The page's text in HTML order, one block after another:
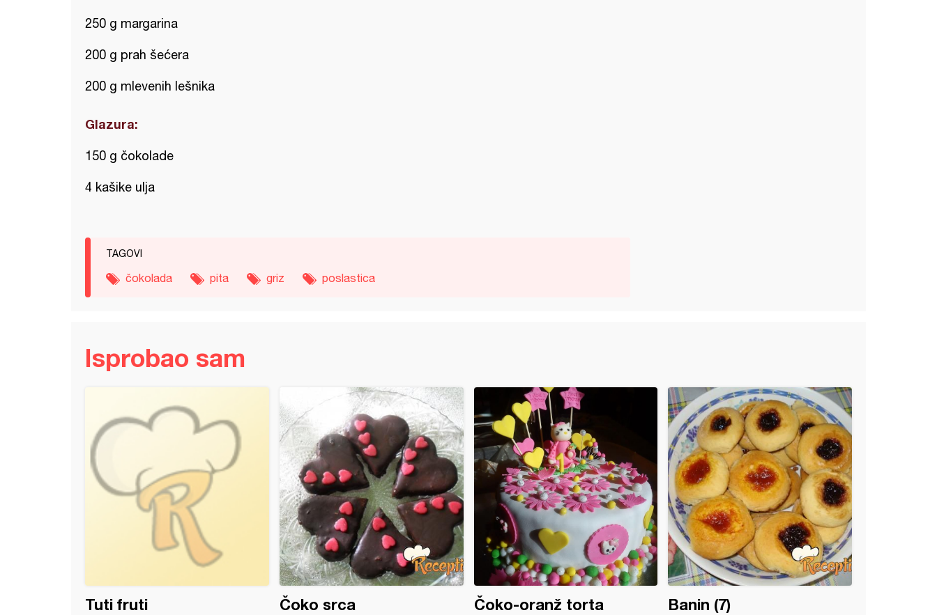
250 g margarina
200 g prah šećera
200 g mlevenih lešnika
Glazura:
150 g čokolade
4 kašike ulja
TAGOVI
čokolada pita griz poslastica
Isprobao sam
Tuti fruti Čoko srca Čoko-oranž torta Banin (7)